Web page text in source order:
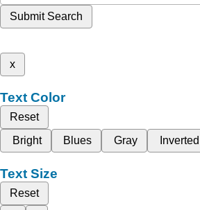
Submit Search
x
Text Color
Reset
Bright
Blues Gray Inverted
Text Size
Reset